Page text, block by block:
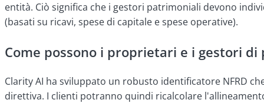
entità. Ciò significa che i gestori patrimoniali devono
(basati su ricavi, spese di capitale e spese operative).
Come possono i proprietari e i gestori
Clarity AI ha sviluppato un robusto identificatore NFRD
direttiva. I clienti potranno quindi ricalcolare